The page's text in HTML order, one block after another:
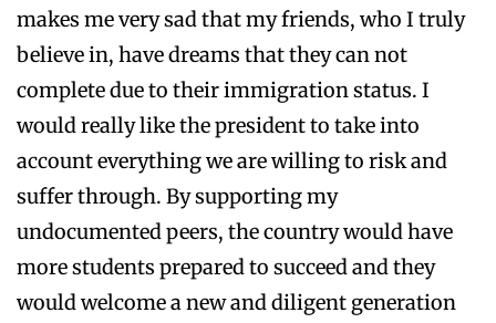
makes me very sad that my friends, who I truly
believe in, have dreams that they can not
complete due to their immigration status. I
would really like the president to take into
account everything we are willing to risk and
suffer through. By supporting my
undocumented peers, the country would have
more students prepared to succeed and they
would welcome a new and diligent generation